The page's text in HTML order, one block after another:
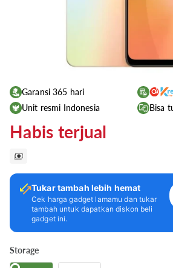
Garansi 365 hari
Unit resmi Indonesia
Bisa
Habis terjual
Tukar tambah lebih hemat
Cek harga gadget lamamu dan tukar
tambah untuk dapatkan diskon beli
gadget ini.
Storage